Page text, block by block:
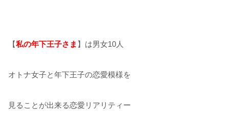
【私の年下王子さま 】は男女10人
オトナ女子と年下王子の恋愛模様を
見ることが出来る恋愛リアリティー